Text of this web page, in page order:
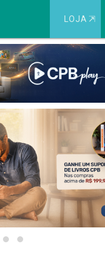
LOJA ⇱